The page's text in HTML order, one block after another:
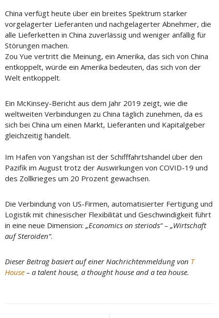
China verfügt heute über ein breites Spektrum starker
vorgelagerter Lieferanten und nachgelagerter Abnehmer, die
alle Lieferketten in China zuverlässig und weniger anfällig für
Störungen machen.
Zou Yue vertritt die Meinung, ein Amerika, das sich von China
entkoppelt, würde ein Amerika bedeuten, das sich von der
Welt entkoppelt.
Ein McKinsey-Bericht aus dem Jahr 2019 zeigt, wie die
weltweiten Verbindungen zu China täglich zunehmen, da es
sich bei China um einen Markt, Lieferanten und Kapitalgeber
gleichzeitig handelt.
Im Hafen von Yangshan ist der Schifffahrtshandel über den
Pazifik im August trotz der Auswirkungen von COVID-19 und
des Zollkrieges um 20 Prozent gewachsen.
Die Verbindung von US-Firmen, automatisierter Fertigung und
Logistik mit chinesischer Flexibilität und Geschwindigkeit führt
in eine neue Dimension: „Economics on steriods“– „Wirtschaft
auf Steroiden“.
Dieser Beitrag basiert auf einer Nachrichtenmeldung von T
House – a talent house, a thought house and a tea house.